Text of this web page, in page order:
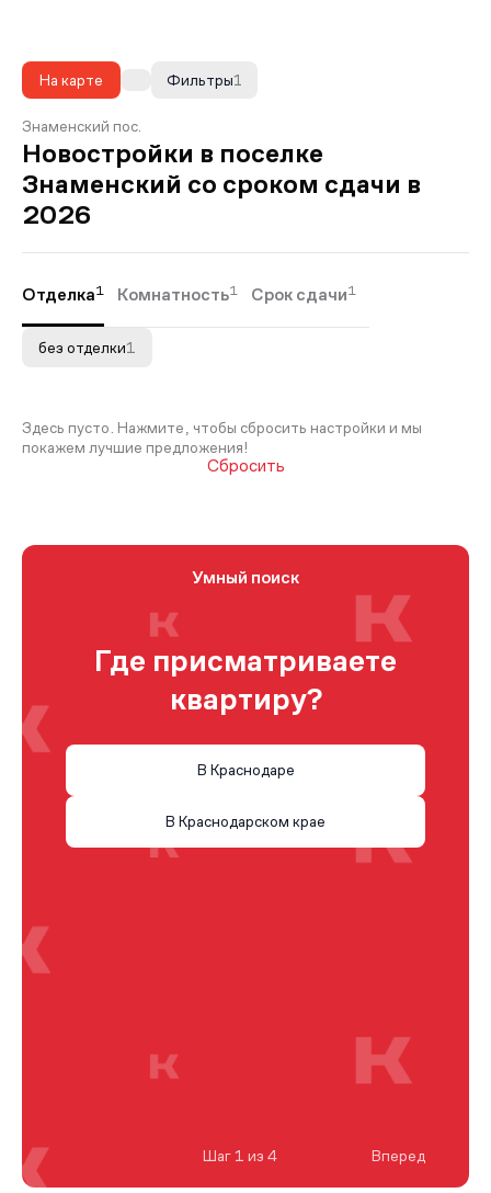
На карте 1
Фильтры
Знаменский пос.
Новостройки в поселке
Знаменский со сроком сдачи в
2026
Отделка1 Комнатность1 Срок сдачи1
без отделки1
Здесь пусто. Нажмите, чтобы сбросить настройки и мы
покажем лучшие предложения!
Сбросить
Умный поиск
Где присматриваете
квартиру?
В Краснодаре
В Краснодарском крае
Шаг 1 из 4 Вперед